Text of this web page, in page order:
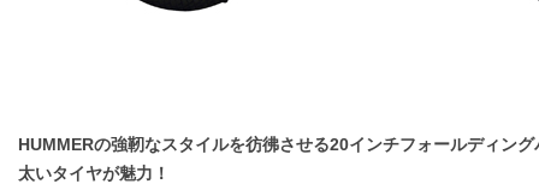
HUMMERの強靭なスタイルを彷彿させる20インチフォールディング
太いタイヤが魅力！